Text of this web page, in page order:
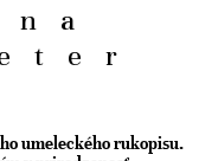
umeleckého rukopisu.